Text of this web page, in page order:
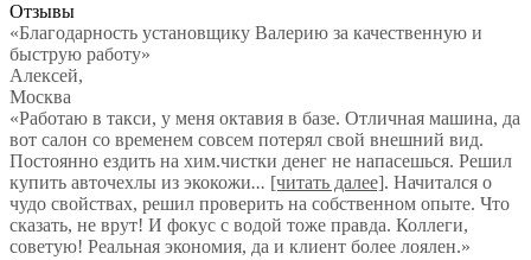
Отзывы
«Благодарность установщику Валерию за качественную и
быструю работу»
Алексей,
Москва
«Работаю в такси, у меня октавия в базе. Отличная машина, да
вот салон со временем совсем потерял свой внешний вид.
Постоянно ездить на хим.чистки денег не напасешься. Решил
купить авточехлы из экокожи... [читать далее]. Начитался о
чудо свойствах, решил проверить на собственном опыте. Что
сказать, не врут! И фокус с водой тоже правда. Коллеги,
советую! Реальная экономия, да и клиент более лоялен.»